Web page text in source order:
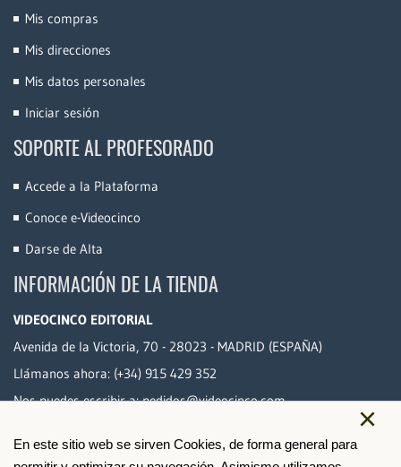
×
En este sitio web se sirven Cookies, de forma general para
Mis compras
Mis direcciones
Mis datos personales
Iniciar sesión
SOPORTE AL PROFESORADO
Accede a la Plataforma
Conoce e-Videocinco
Darse de Alta
INFORMACIÓN DE LA TIENDA
VIDEOCINCO EDITORIAL
Avenida de la Victoria, 70 - 28023 - MADRID (ESPAÑA)
Llámanos ahora: (+34) 915 429 352
Nos puedes escribir a:pedidos@videocinco.com
PAGO SEGURO